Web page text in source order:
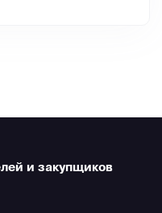
и закупщиков